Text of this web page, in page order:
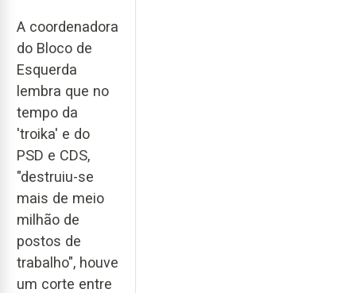
A coordenadora
do Bloco de
Esquerda
lembra que no
tempo da
'troika' e do
PSD e CDS,
"destruiu-se
mais de meio
milhão de
postos de
trabalho", houve
um corte entre